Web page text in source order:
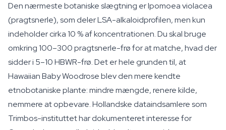
Den nærmeste botaniske slægtning erIpomoea violacea
(pragtsnerle), som deler LSA-alkaloidprofilen, men kun
indeholder cirka 10 % af koncentrationen. Du skal bruge
omkring 100–300 pragtsnerle-frø for at matche, hvad der
sidder i 5–10 HBWR-frø. Det er hele grunden til, at
Hawaiian Baby Woodrose blev den mere kendte
etnobotaniske plante: mindre mængde, renere kilde,
nemmere at opbevare. Hollandske dataindsamlere som
Trimbos-instituttet har dokumenteret interesse for